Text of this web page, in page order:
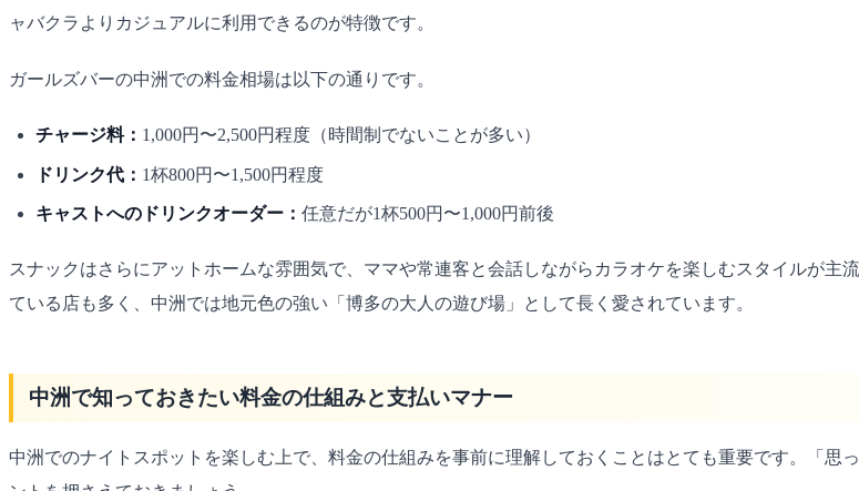
ャバクラよりカジュアルに利用できるのが特徴です。
ガールズバーの中洲での料金相場は以下の通りです。
チャージ料： 1,000円〜2,500円程度（時間制でないことが多い）
ドリンク代： 1杯800円〜1,500円程度
キャストへのドリンクオーダー： 任意だが1杯500円〜1,000円前後
スナックはさらにアットホームな雰囲気で、ママや常連客と会話しながらカラオケを楽しむスタイルが主
ている店も多く、中洲では地元色の強い「博多の大人の遊び場」として長く愛されています。
中洲で知っておきたい料金の仕組みと支払いマナー
中洲でのナイトスポットを楽しむ上で、料金の仕組みを事前に理解しておくことはとても重要です。「